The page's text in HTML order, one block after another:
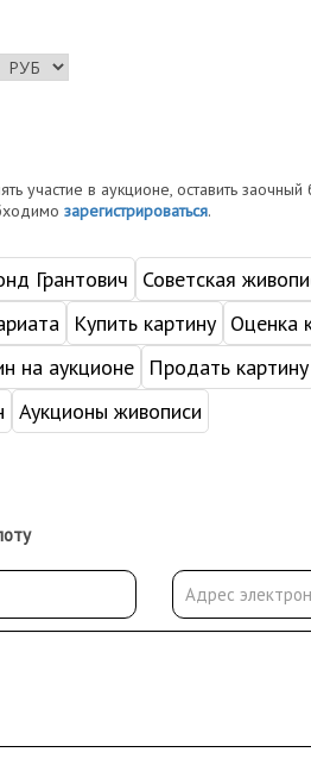
участие в аукционе, оставить
зарегистрироваться.
Грантович Советская
Купить картину Оценка
на аукционе
Продать картину
Аукционы живописи